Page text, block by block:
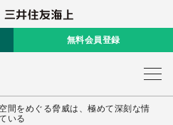
無料会員登録
間をめぐる脅威は、極めて深刻な情
いる